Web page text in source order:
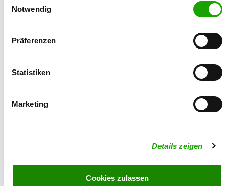
Sie unsere Webseite weiterhin nutzen.
Notwendig
Präferenzen
Statistiken
Marketing
Details zeigen
Cookies zulassen
Name:
Straße/Nr.:
67133 Maxdorf
Deutschland